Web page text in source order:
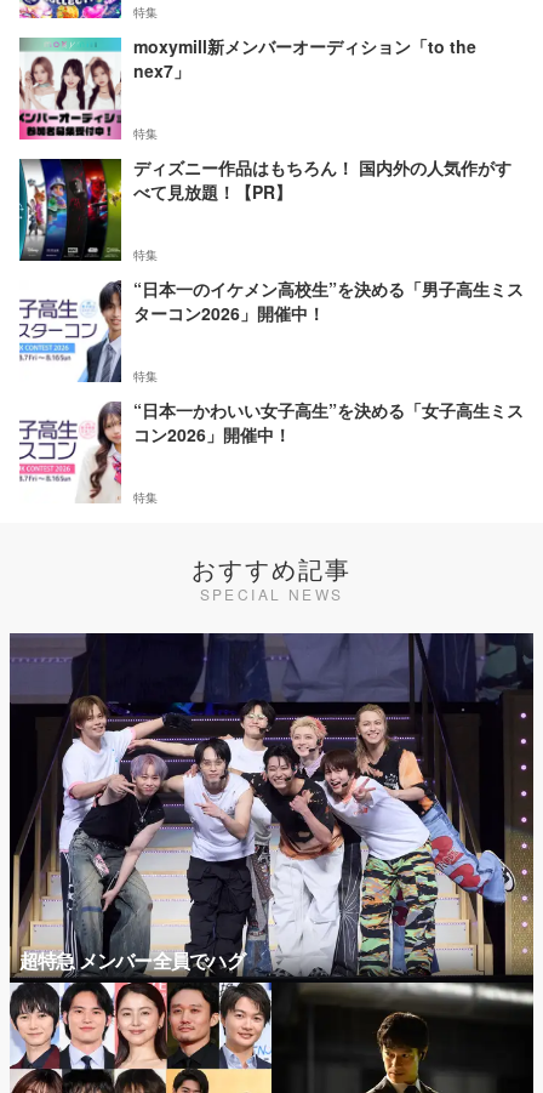
特集
moxymill新メンバーオーディション「to the
nex7」
特集
ディズニー作品はもちろん！ 国内外の人気作がす
べて見放題！【PR】
特集
“日本一のイケメン高校生”を決める「男子高生ミス
ターコン2026」開催中！
特集
“日本一かわいい女子高生”を決める「女子高生ミス
コン2026」開催中！
特集
おすすめ記事
SPECIAL NEWS
超特急 メンバー全員でハグ